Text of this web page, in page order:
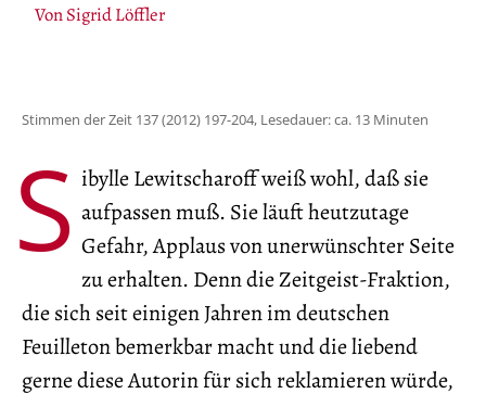
VonSigrid Löffler
Stimmen der Zeit 137 (2012) 197-204, Lesedauer: ca. 13 Minuten
S ibylle Lewitscharoff weiß wohl, daß sie
aufpassen muß. Sie läuft heutzutage
Gefahr, Applaus von unerwünschter Seite
zu erhalten. Denn die Zeitgeist-Fraktion,
die sich seit einigen Jahren im deutschen
Feuilleton bemerkbar macht und die liebend
gerne diese Autorin für sich reklamieren würde,